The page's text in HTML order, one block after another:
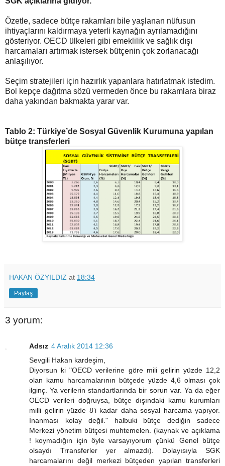
Özetle, sadece bütçe rakamları bile yaşlanan nüfusun
ihtiyaçlarını kaldırmaya yeterli kaynağın ayrılamadığını
gösteriyor. OECD ülkeleri gibi emeklilik ve sağlık dışı
harcamaları artırmak istersek bütçenin çok zorlanacağı
anlaşılıyor.
Seçim stratejileri için hazırlık yapanlara hatırlatmak istedim.
Bol kepçe dağıtma sözü vermeden önce bu rakamlara biraz
daha yakından bakmakta yarar var.
Tablo 2: Türkiye’de Sosyal Güvenlik Kurumuna yapılan
bütçe transferleri
HAKAN ÖZYILDIZ at 18:34
Paylaş
3 yorum:
Adsız 4 Aralık 2014 12:36
Sevgili Hakan kardeşim,
Diyorsun ki "OECD verilerine göre mili gelirin yüzde 12,2
olan kamu harcamalarının bütçede yüzde 4,6 olması çok
ilginç. Ya verilerin standartlarında bir sorun var. Ya da eğer
OECD verileri doğruysa, bütçe dışındaki kamu kurumları
milli gelirin yüzde 8’i kadar daha sosyal harcama yapıyor.
İnanması kolay değil." halbuki bütçe dediğin sadece
Merkezi yönetim bütçesi muhtemelen. (kaynak ve açıklama
! koymadığın için öyle varsayıyorum çünkü Genel bütçe
olsaydı Trransferler yer almazdı). Dolayısıyla SGK
harcamalarını değil merkezi bütçeden yapılan transferleri